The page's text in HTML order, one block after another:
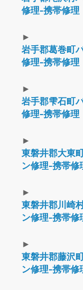
修理-携帯修理
►
岩手郡葛巻町
修理-携帯修理
►
岩手郡雫石町
修理-携帯修理
►
東磐井郡大東
ン修理-携帯修
►
東磐井郡川崎
ン修理-携帯修
►
東磐井郡藤沢
ン修理-携帯修